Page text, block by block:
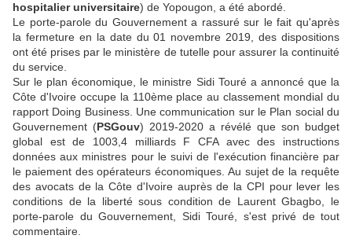
hospitalier universitaire) de Yopougon, a été abordé.
Le porte-parole du Gouvernement a rassuré sur le fait qu'après
la fermeture en la date du 01 novembre 2019, des dispositions
ont été prises par le ministère de tutelle pour assurer la continuité
du service.
Sur le plan économique, le ministre Sidi Touré a annoncé que la
Côte d'Ivoire occupe la 110ème place au classement mondial du
rapport Doing Business. Une communication sur le Plan social du
Gouvernement (PSGouv) 2019-2020 a révélé que son budget
global est de 1003,4 milliards F CFA avec des instructions
données aux ministres pour le suivi de l'exécution financière par
le paiement des opérateurs économiques. Au sujet de la requête
des avocats de la Côte d'Ivoire auprès de la CPI pour lever les
conditions de la liberté sous condition de Laurent Gbagbo, le
porte-parole du Gouvernement, Sidi Touré, s'est privé de tout
commentaire.